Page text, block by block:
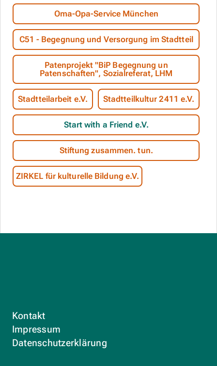
Oma-Opa-Service München
C51 - Begegnung und Versorgung im Stadtteil
Patenprojekt "BiP Begegnung un
Patenschaften", Sozialreferat, LHM
Stadtteilarbeit e.V. Stadtteilkultur 2411 e.V.
Start with a Friend e.V.
Stiftung zusammen. tun.
ZIRKEL für kulturelle Bildung e.V.
Kontakt
Impressum
Datenschutzerklärung